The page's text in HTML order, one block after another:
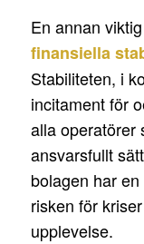
En annan
finansiella
Stabiliteten, i
incitament för
alla operatörer
ansvarsfullt
bolagen har
risken för
upplevelse.